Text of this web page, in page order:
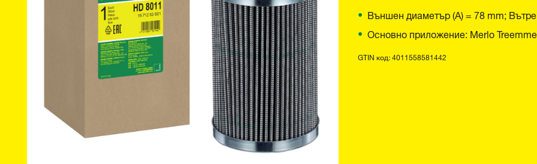
Външен диаметър (A) = 78 mm;
Основно приложение: Merlo
GTIN код: 4011558581442